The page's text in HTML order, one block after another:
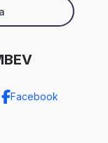
Facebook